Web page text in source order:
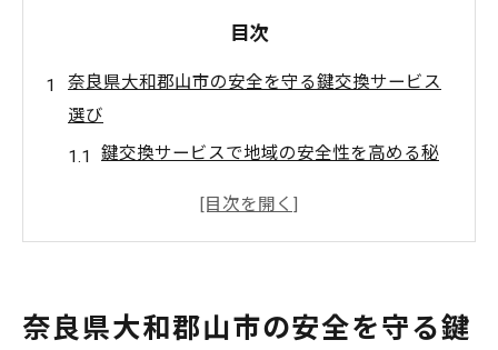
目次
奈良県大和郡山市の安全を守る鍵交換サービス
選び
鍵交換サービスで地域の安全性を高める秘
ント
奈良県大和郡山市の安全を守る鍵